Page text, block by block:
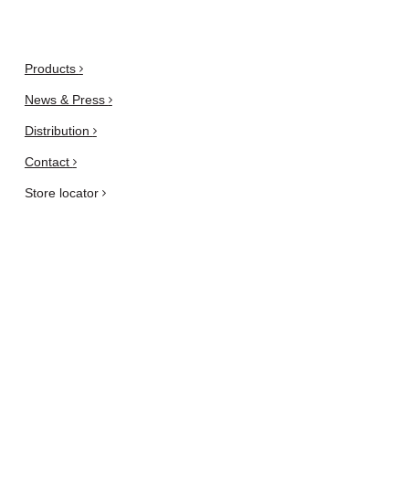
Products
News & Press
Distribution
Contact
Store locator